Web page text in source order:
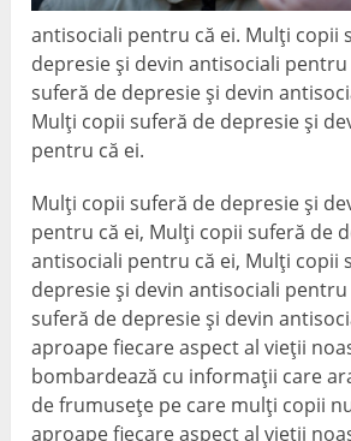
antisociali pentru că ei. Mulți copii
depresie și devin antisociali
suferă de depresie și devin
Mulți copii suferă de depresie și
pentru că ei.
Mulți copii suferă de depresie și
pentru că ei, Mulți copii suferă de
antisociali pentru că ei, Mulți copii
depresie și devin antisociali
suferă de depresie și devin
aproape fiecare aspect al vieții
bombardează cu informații care
de frumusețe pe care mulți copii
aproape fiecare aspect al vieții